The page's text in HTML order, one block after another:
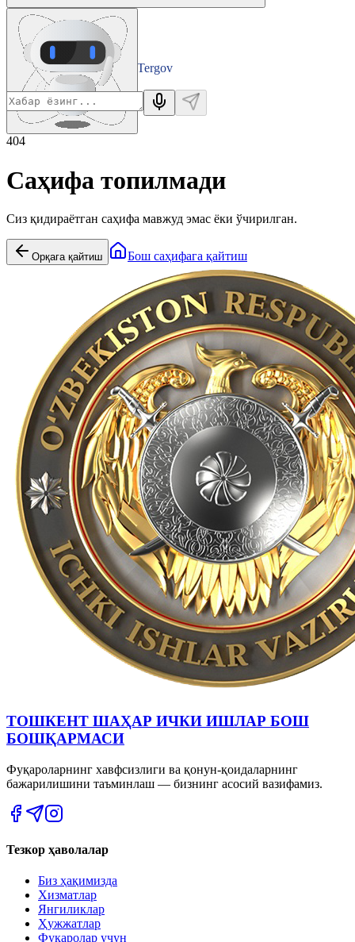
Tergov
Departamenti
404
Саҳифа топилмади
Сиз қидираётган саҳифа мавжуд эмас ёки ўчирилган.
Орқага қайтиш Бош саҳифага қайтиш
ТОШКЕНТ ШАҲАР ИЧКИ ИШЛАР БОШ
БОШҚАРМАСИ
Фуқароларнинг хавфсизлиги ва қонун-қоидаларнинг
бажарилишини таъминлаш — бизнинг асосий вазифамиз.
Тезкор ҳаволалар
Биз ҳақимизда
Хизматлар
Янгиликлар
Ҳужжатлар
Фуқаролар учун